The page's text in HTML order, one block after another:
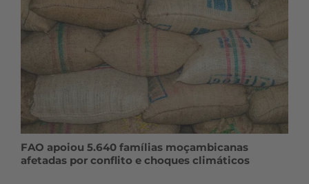
FAO apoiou 5.640 famílias moçambicanas
afetadas por conflito e choques climáticos